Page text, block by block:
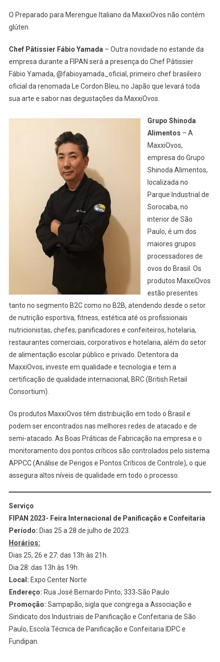
O Preparado para Merengue Italiano da MaxxiOvos não contém
glúten.
Chef Pâtissier Fábio Yamada – Outra novidade no estande da
empresa durante a FIPAN será a presença do Chef Pâtissier
Fábio Yamada, @fabioyamada_oficial, primeiro chef brasileiro
oficial da renomada Le Cordon Bleu, no Japão que levará toda
sua arte e sabor nas degustações da MaxxiOvos.
Grupo Shinoda
Alimentos – A
MaxxiOvos,
empresa do Grupo
Shinoda Alimentos,
localizada no
Parque Industrial de
Sorocaba, no
interior de São
Paulo, é um dos
maiores grupos
processadores de
ovos do Brasil. Os
produtos MaxxiOvos
estão presentes
tanto no segmento B2C como no B2B, atendendo desde o setor
de nutrição esportiva, fitness, estética até os profissionais
nutricionistas, chefes, panificadores e confeiteiros, hotelaria,
restaurantes comerciais, corporativos e hotelaria, além do setor
de alimentação escolar público e privado. Detentora da
MaxxiOvos, investe em qualidade e tecnologia e tem a
certificação de qualidade internacional, BRC (British Retail
Consortium).
Os produtos MaxxiOvos têm distribuição em todo o Brasil e
podem ser encontrados nas melhores redes de atacado e de
semi-atacado. As Boas Práticas de Fabricação na empresa e o
monitoramento dos pontos críticos são controlados pelo sistema
APPCC (Análise de Perigos e Pontos Críticos de Controle), o que
assegura altos níveis de qualidade em todo o processo.
Serviço
FIPAN 2023- Feira Internacional de Panificação e Confeitaria
Período: Dias 25 a 28 de julho de 2023.
Horários:
Dias 25, 26 e 27: das 13h às 21h.
Dia 28: das 13h às 19h.
Local: Expo Center Norte
Endereço: Rua José Bernardo Pinto, 333-São Paulo
Promoção: Sampapão, sigla que congrega a Associação e
Sindicato dos Industriais de Panificação e Confeitaria de São
Paulo, Escola Técnica de Panificação e Confeitaria IDPC e
Fundipan.